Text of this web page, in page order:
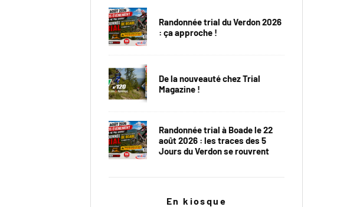
Randonnée trial du Verdon 2026
: ça approche !
De la nouveauté chez Trial
Magazine !
Randonnée trial à Boade le 22
août 2026 : les traces des 5
Jours du Verdon se rouvrent
En kiosque